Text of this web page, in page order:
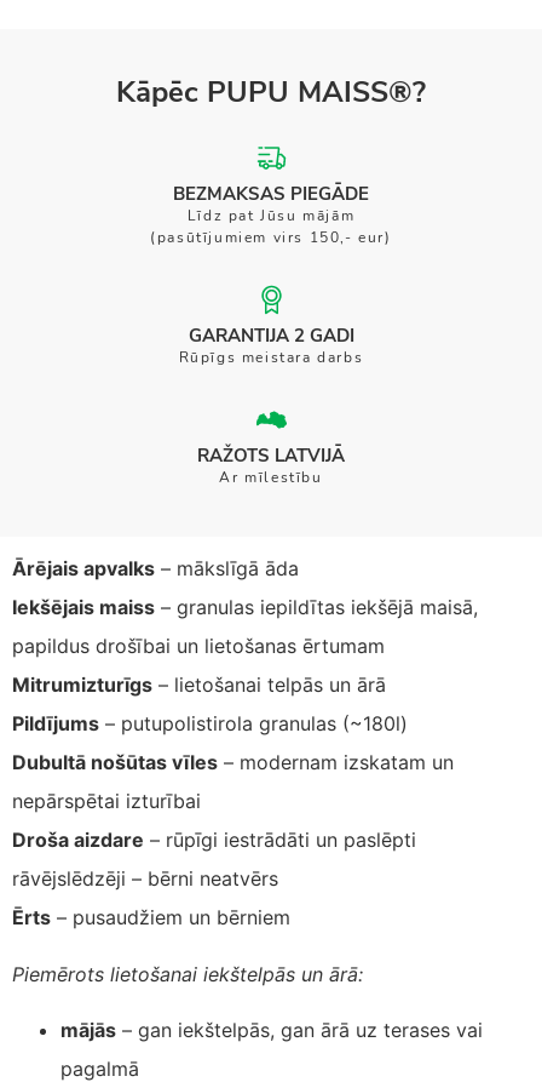
Kāpēc PUPU MAISS®?
BEZMAKSAS PIEGĀDE
Līdz pat Jūsu mājām
(pasūtījumiem virs 150,- eur)
GARANTIJA 2 GADI
Rūpīgs meistara darbs
RAŽOTS LATVIJĀ
Ar mīlestību
Ārējais apvalks – mākslīgā āda
Iekšējais maiss – granulas iepildītas iekšējā maisā,
papildus drošībai un lietošanas ērtumam
Mitrumizturīgs – lietošanai telpās un ārā
Pildījums – putupolistirola granulas (~180l)
Dubultā nošūtas vīles – modernam izskatam un
nepārspētai izturībai
Droša aizdare – rūpīgi iestrādāti un paslēpti
rāvējslēdzēji – bērni neatvērs
Ērts – pusaudžiem un bērniem
Piemērots lietošanai iekštelpās un ārā:
mājās – gan iekštelpās, gan ārā uz terases vai
pagalmā